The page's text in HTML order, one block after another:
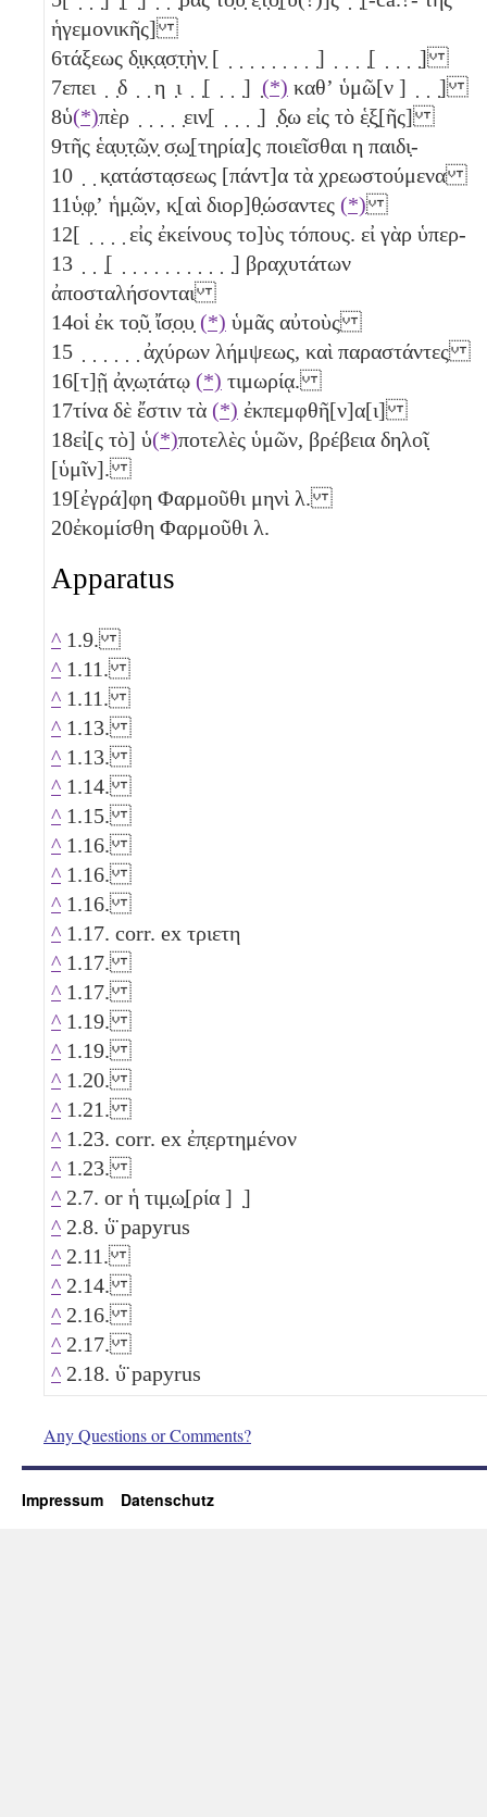
ἡγεμονικῆς]
6τάξεως δ̣ι̣κ̣α̣σ̣τ̣ὴν̣ [ ̣ ̣ ̣ ̣ ̣ ̣ ̣ ̣ ̣] ̣ ̣ ̣ ̣[ ̣ ̣ ̣ ̣]
7επει ̣ ̣δ ̣ ̣ η ̣ι ̣ ̣[ ̣ ̣ ̣] ̣ (*) καθʼ ὑμῶ[ν ] ̣ ̣ ̣]
8ὑ(*)πὲρ ̣ ̣ ̣ ̣ ̣ειν̣[ ̣ ̣ ̣ ̣] ̣δ̣ω εἰς τὸ ἑ̣ξ̣[ῆς]
9τῆς ἑα̣υ̣τ̣ῶ̣ν̣ σ̣ω̣[τηρία]ς ποιεῖσθαι η παιδι̣-
10 ̣ ̣ κ̣ατάστα̣σεως [πάντ]α τὰ χρεωστούμενα
11ὑ̣φ̣ʼ ἡμ̣ῶ̣ν, κ̣[αὶ διορ]θ̣ώσαντες (*)
12[ ̣ ̣ ̣ ̣ εἰς ἐκείνους το]ὺς τόπους. εἰ γὰρ ὑπερ-
13 ̣ ̣ ̣[ ̣ ̣ ̣ ̣ ̣ ̣ ̣ ̣ ̣ ̣ ̣] βραχυτάτων
ἀποσταλήσονται
14οἱ ἐκ το̣ῦ̣ ἴσ̣ο̣υ̣ (*) ὑμᾶς αὐτοὺς
15 ̣ ̣ ̣ ̣ ̣ ̣ ἀχύρων λήμψεως, καὶ παραστάντες
16[τ]ῇ ἀ̣ν̣ω̣τάτῳ (*) τιμωρίᾳ.
17τίνα δὲ ἔστιν τὰ (*) ἐκπεμφθῆ[ν]α[ι]
18εἰ[ς τὸ] ὑ(*)ποτελὲς ὑμῶν, βρέβεια δηλοῖ̣
[ὑμῖν].
19[ἐγρά]φη Φαρμοῦθι μηνὶ λ.
20ἐκομίσθη Φαρμοῦθι λ.
Apparatus
^ 1.9.
^ 1.11.
^ 1.11.
^ 1.13.
^ 1.13.
^ 1.14.
^ 1.15.
^ 1.16.
^ 1.16.
^ 1.16.
^ 1.17. corr. ex τριετη
^ 1.17.
^ 1.17.
^ 1.19.
^ 1.19.
^ 1.20.
^ 1.21.
^ 1.23. corr. ex ἐπ̣ερτημένον
^ 1.23.
^ 2.7. or ἡ τιμ̣ω̣[ρία ] ̣]
^ 2.8. ὑ̈ papyrus
^ 2.11.
^ 2.14.
^ 2.16.
^ 2.17.
^ 2.18. ὑ̈ papyrus
Any Questions or Comments?
Impressum Datenschutz